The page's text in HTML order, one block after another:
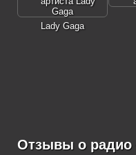
Lady Gaga
Отзывы о радио